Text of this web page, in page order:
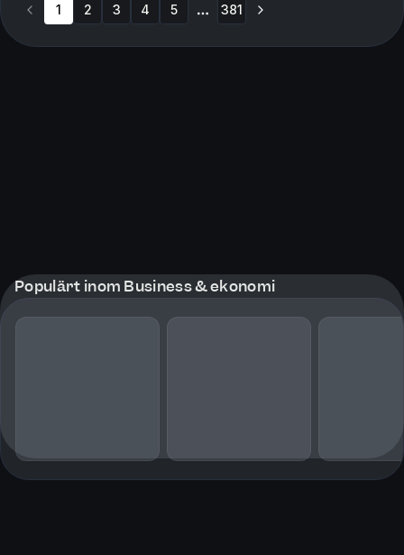
1 2 3 4 5 381
Populärt inom Business & ekonomi